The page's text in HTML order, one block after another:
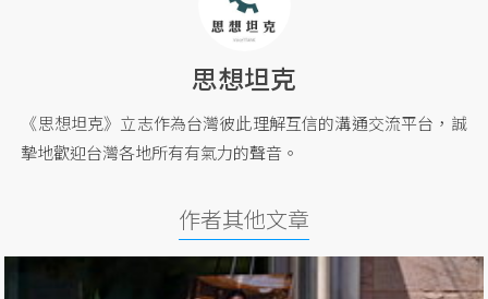
思想坦克
《思想坦克》立志作為台灣彼此理解互信的溝通交流平台，誠
摯地歡迎台灣各地所有有氣力的聲音。
作者其他文章